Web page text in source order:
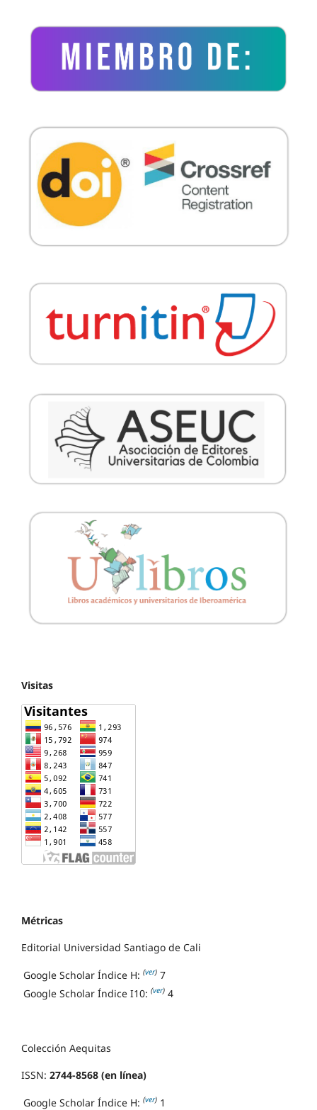
Visitas
Métricas
Editorial Universidad Santiago de Cali
Google Scholar Índice H: (ver) 7
Google Scholar Índice I10: (ver) 4
Colección Aequitas
ISSN: 2744-8568 (en línea)
Google Scholar Índice H: (ver) 1